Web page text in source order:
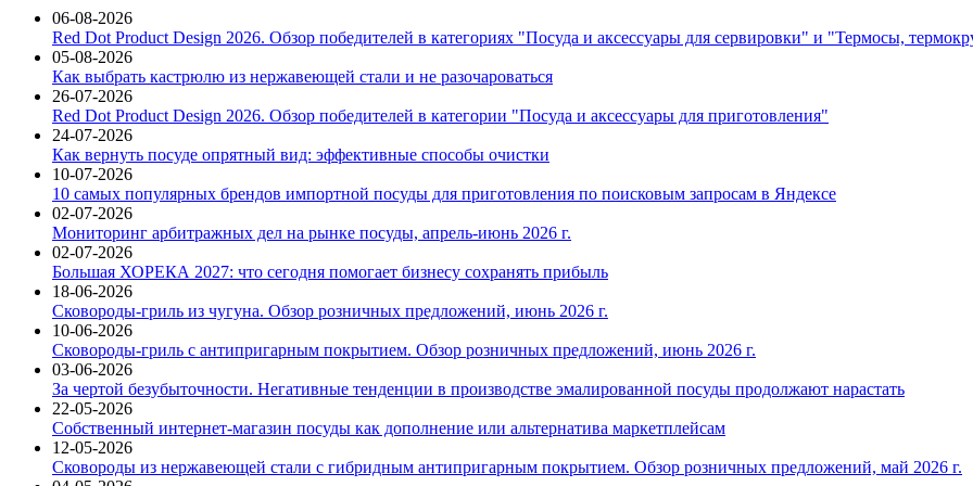
06-08-2026
Red Dot Product Design 2026. Обзор победителей в категориях "Посуда и аксессуары для сервировки" и "Термосы,
05-08-2026
Как выбрать кастрюлю из нержавеющей стали и не разочароваться
26-07-2026
Red Dot Product Design 2026. Обзор победителей в категории "Посуда и аксессуары для приготовления"
24-07-2026
Как вернуть посуде опрятный вид: эффективные способы очистки
10-07-2026
10 самых популярных брендов импортной посуды для приготовления по поисковым запросам в Яндексе
02-07-2026
Мониторинг арбитражных дел на рынке посуды, апрель-июнь 2026 г.
02-07-2026
Большая ХОРЕКА 2027: что сегодня помогает бизнесу сохранять прибыль
18-06-2026
Сковороды-гриль из чугуна. Обзор розничных предложений, июнь 2026 г.
10-06-2026
Сковороды-гриль с антипригарным покрытием. Обзор розничных предложений, июнь 2026 г.
03-06-2026
За чертой безубыточности. Негативные тенденции в производстве эмалированной посуды продолжают нарастать
22-05-2026
Собственный интернет-магазин посуды как дополнение или альтернатива маркетплейсам
12-05-2026
Сковороды из нержавеющей стали с гибридным антипригарным покрытием. Обзор розничных предложений, май 2026 г.